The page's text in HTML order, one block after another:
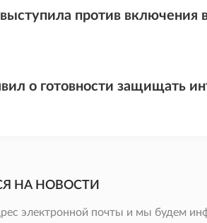
против включения
о готовности защищать
НА НОВОСТИ
электронной почты и мы будем